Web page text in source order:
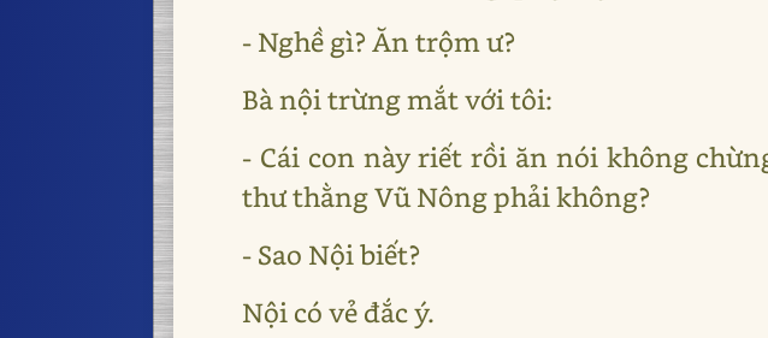
- Nghề gì? Ăn trộm ư?
Bà nội trừng mắt với tôi:
- Cái con này riết rồi ăn nói không
thư thằng Vũ Nông phải không?
- Sao Nội biết?
Nội có vẻ đắc ý.